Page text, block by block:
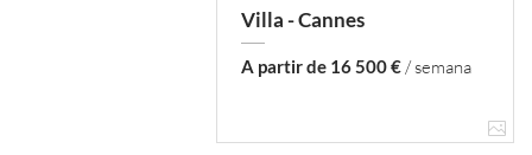
Villa - Cannes
A partir de 16 500 €/ semana